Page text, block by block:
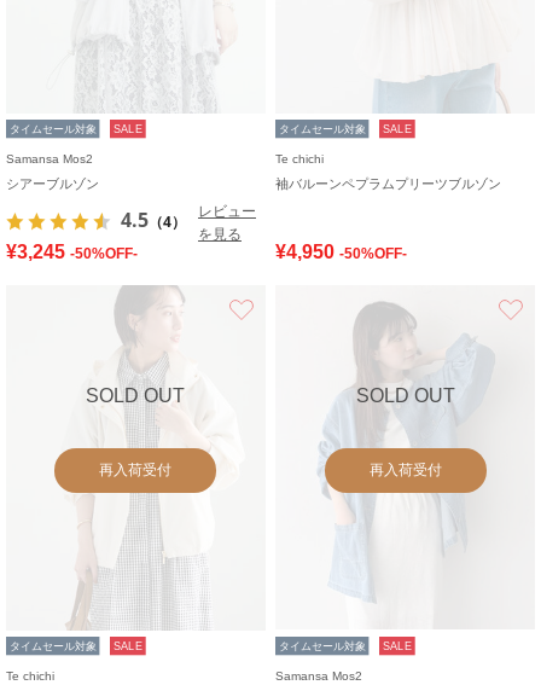
タイムセール対象 SALE
Samansa Mos2
シアーブルゾン
4.5 （4）
レビュー
を見る
¥3,245 -50%OFF-
タイムセール対象 SALE
Te chichi
袖バルーンペプラムプリーツブルゾン
¥4,950 -50%OFF-
SOLD OUT
再入荷受付
タイムセール対象 SALE
Te chichi
SOLD OUT
再入荷受付
タイムセール対象 SALE
Samansa Mos2